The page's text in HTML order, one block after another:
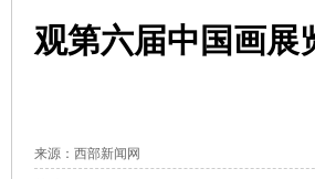
观第六届中国画展
来源：西部新闻网